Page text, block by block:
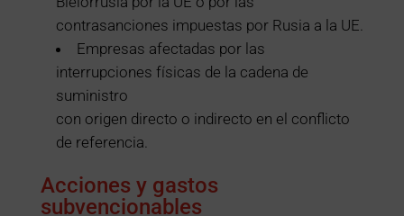
contrasanciones impuestas por Rusia a la UE.
Empresas afectadas por las
interrupciones físicas de la cadena de
suministro
con origen directo o indirecto en el conflicto
de referencia.
Acciones y gastos
subvencionables